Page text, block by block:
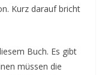
Kurz darauf bricht
Buch. Es gibt
müssen die